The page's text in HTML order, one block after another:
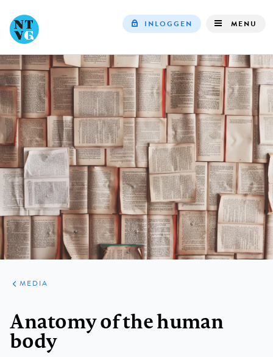
navigation
INLOGGEN MENU
ARTIKELEN
VARIA
MEDIA
Anatomy of the human
body